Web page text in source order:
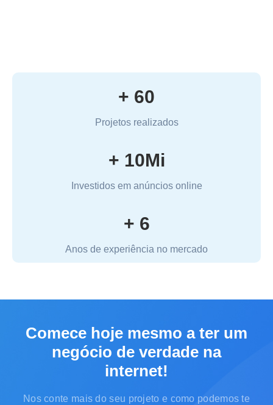
Projetos realizados
+ 60
Investidos em anúncios online
+ 10Mi
Anos de experiência no mercado
+ 6
Comece hoje mesmo a ter um
negócio de verdade na
internet!
Nos conte mais do seu projeto e como podemos te